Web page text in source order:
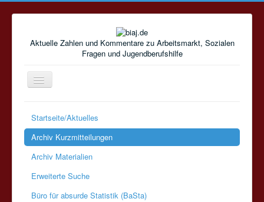
Aktuelle Zahlen und Kommentare zu Arbeitsmarkt, Sozialen
Fragen und Jugendberufshilfe
Navigation
an/aus
Startseite/Aktuelles
Archiv Kurzmitteilungen
Archiv Materialien
Erweiterte Suche
Büro für absurde Statistik (BaSta)